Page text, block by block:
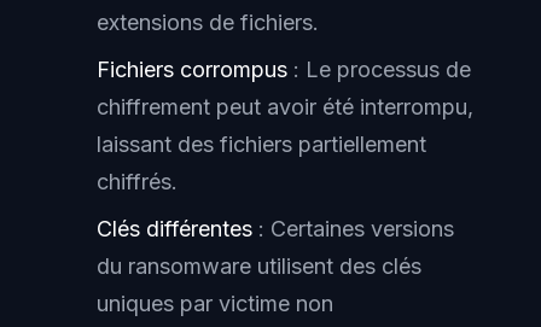
extensions de fichiers.
Fichiers corrompus : Le processus de
chiffrement peut avoir été interrompu,
laissant des fichiers partiellement
chiffrés.
Clés différentes : Certaines versions
du ransomware utilisent des clés
uniques par victime non